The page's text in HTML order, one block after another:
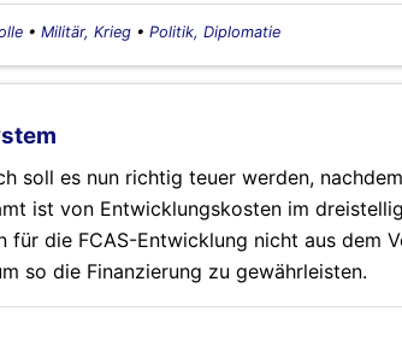
• Militär, Krieg • Politik, Diplomatie
soll es nun richtig teuer werden,
ist von Entwicklungskosten im
die FCAS-Entwicklung nicht aus dem
so die Finanzierung zu gewährleisten.